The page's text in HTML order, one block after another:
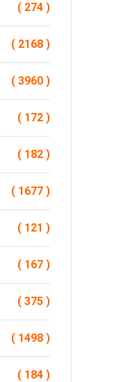
( 274 )
( 2168 )
( 3960 )
( 172 )
( 182 )
( 1677 )
( 121 )
( 167 )
( 375 )
( 1498 )
( 184 )